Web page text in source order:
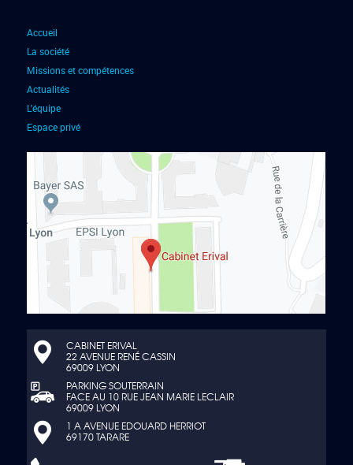
Accueil
La société
Missions et compétences
Actualités
L'équipe
Espace privé
CABINET ERIVAL
22 AVENUE RENÉ CASSIN
69009 LYON
PARKING SOUTERRAIN
FACE AU 10 RUE JEAN MARIE LECLAIR
69009 LYON
1 A AVENUE EDOUARD HERRIOT
69170 TARARE